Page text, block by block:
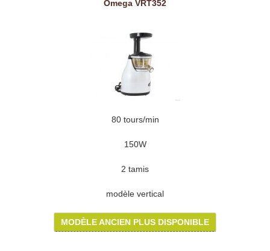
Omega VRT352
80 tours/min
150W
2 tamis
modèle vertical
MODÈLE ANCIEN PLUS DISPONIBLE